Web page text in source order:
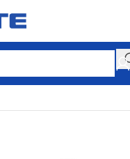
для подовжувачів